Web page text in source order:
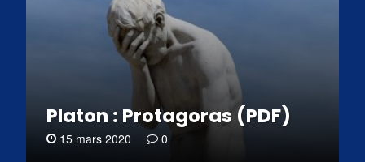
Platon : Protagoras (PDF)
15 mars 2020 0